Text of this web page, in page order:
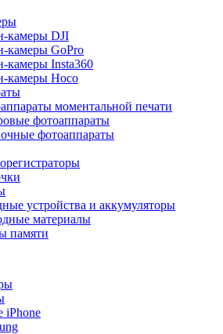
камеры DJI
камеры GoPro
камеры Insta360
камеры Hoco
моментальной печати
фотоаппараты
фотоаппараты
устройства и аккумуляторы
материалы
памяти
iPhone